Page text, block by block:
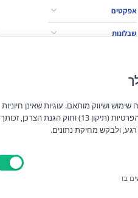
אפקטים
שבלונות
כל מה שנוצץ
גיפט קארד
ושיווק מותאם. עוגיות שאינן חיוניות
יופעלו רק לאחר הסכמה. בהתאם לחוק הגנת הפרטיות (תיקון 13) וחוק הגנת הצרכן, זכותך
ולבקש מחיקת נתונים.
בו